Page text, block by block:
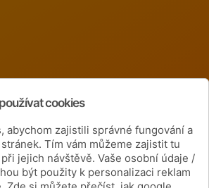
o cenách a nových
cookies
abychom zajistili správné fungování a
Tím vám můžeme zajistit tu
jejich návštěvě. Vaše osobní údaje /
být použity k personalizaci reklam